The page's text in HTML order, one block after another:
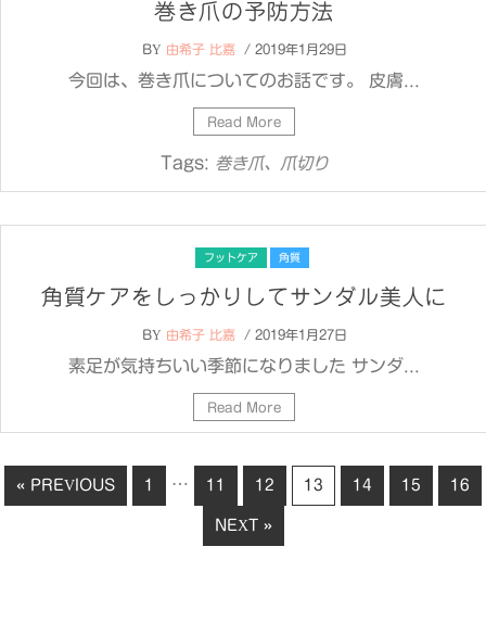
巻き爪の予防方法
BY 由希子 比嘉 / 2019年1月29日
今回は、巻き爪についてのお話です。 皮膚...
Read More
Tags: 巻き爪、爪切り
フットケア 角質
角質ケアをしっかりしてサンダル美人に
BY 由希子 比嘉 / 2019年1月27日
素足が気持ちいい季節になりました サンダ...
Read More
« PREVIOUS 1 … 11 12 13 14 15 16
NEXT »